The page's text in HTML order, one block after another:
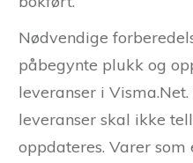
Nødvendige
påbegynte plukk og
leveranser i
leveranser skal ikke
oppdateres. Varer